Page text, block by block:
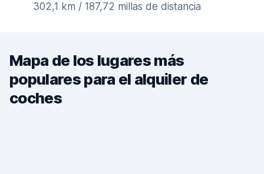
302,1 km / 187,72 millas de distancia
Mapa de los lugares más
populares para el alquiler de
coches